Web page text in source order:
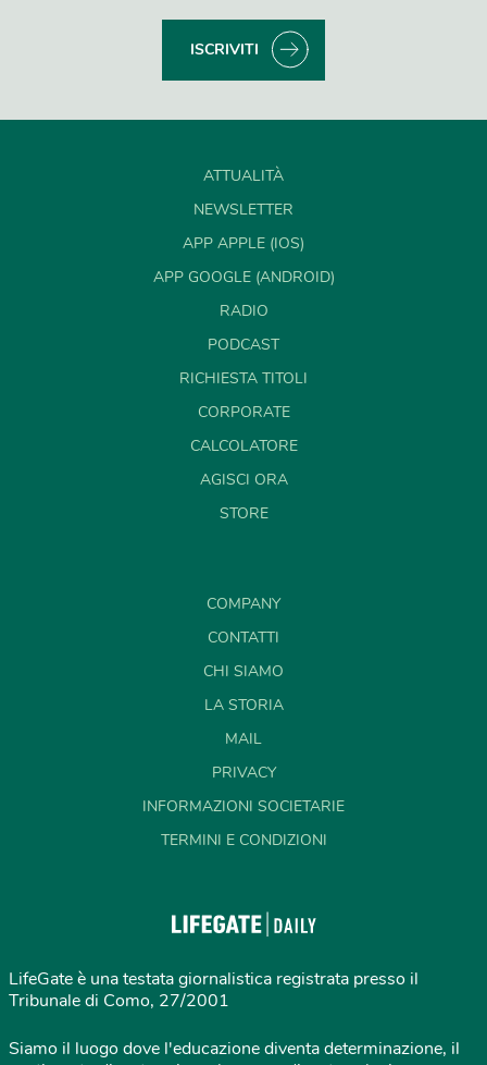
ISCRIVITI
ATTUALITÀ
NEWSLETTER
APP APPLE (IOS)
APP GOOGLE (ANDROID)
RADIO
PODCAST
RICHIESTA TITOLI
CORPORATE
CALCOLATORE
AGISCI ORA
STORE
COMPANY
CONTATTI
CHI SIAMO
LA STORIA
MAIL
PRIVACY
INFORMAZIONI SOCIETARIE
TERMINI E CONDIZIONI
LifeGate è una testata giornalistica registrata presso il
Tribunale di Como, 27/2001
Siamo il luogo dove l'educazione diventa determinazione, il